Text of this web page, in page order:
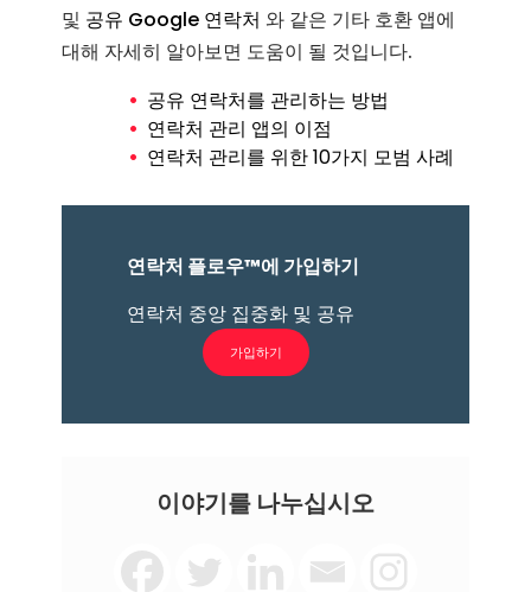
및 공유 Google 연락처 와 같은 기타 호환 앱에
대해 자세히 알아보면 도움이 될 것입니다.
공유 연락처를 관리하는 방법
연락처 관리 앱의 이점
연락처 관리를 위한 10가지 모범 사례
연락처 플로우™에 가입하기
연락처 중앙 집중화 및 공유
가입하기
이야기를 나누십시오